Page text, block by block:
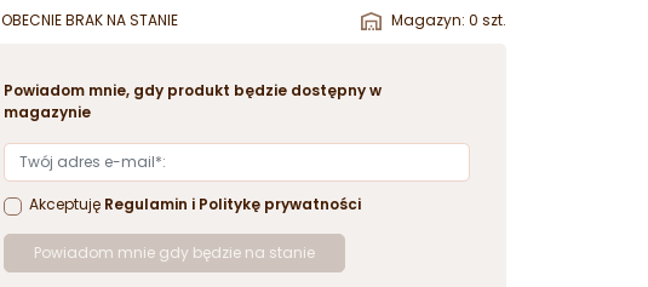
OBECNIE BRAK NA STANIE Magazyn: 0 szt.
Powiadom mnie, gdy produkt będzie dostępny w
magazynie
Akceptuję Regulamin i Politykę prywatności
Powiadom mnie gdy będzie na stanie